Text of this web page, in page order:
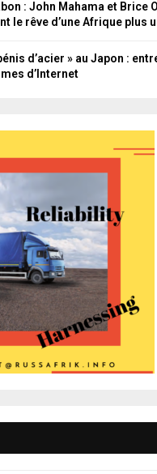
: John Mahama et Brice
le rêve d’une Afrique plus
d’acier » au Japon :
d’Internet